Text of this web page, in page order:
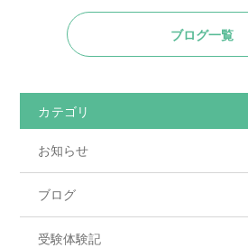
c
e
o
o
k
itt
er
ブログ一覧
カテゴリ
お知らせ
ブログ
受験体験記